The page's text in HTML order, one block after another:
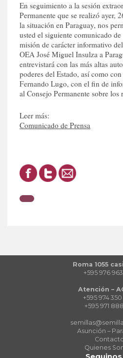
En seguimiento a la sesión
Permanente que se realizó ayer,
la situación en Paraguay, nos
usted el siguiente comunicado
misión de carácter informativo
OEA José Miguel Insulza a
entrevistará con las más altas
poderes del Estado, así como
Fernando Lugo, con el fin de
al Consejo Permanente sobre los
Leer más:
Comunicado de Prensa
Roma 1055
+595 976
Atención –
+595 974
+595 971
Asunción –
Quienes